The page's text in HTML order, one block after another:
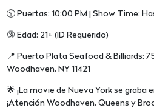
🕥 Puertas: 10:00 PM | Show Time:
🔞 Edad: 21+ (ID Requerido)
📍 Puerto Plata Seafood & Billiards:
Woodhaven, NY 11421
🌟 ¡La movie de Nueva York se graba
¡Atención Woodhaven, Queens y